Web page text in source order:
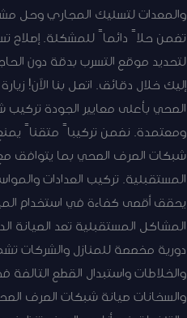
والمعدات لتسليك المجاري وحل
تضمن حلاً دائماً للمشكلة. إصلاح
لتحديد موقع التسرب بدقة دون
إليك خلال دقائق. اتصل بنا الآن!
الصحي بأعلى معايير الجودة تركيب
ومعتمدة. نضمن تركيباً متقناً
شبكات الصرف الصحي بما يتوافق
المستقبلية. تركيب العدادات
يحقق أقصى كفاءة في استخدام
المشاكل المستقبلية تعد الصيانة
دورية مخصصة للمنازل والشركات
والخلاطات واستبدال القطع
والسخانات صيانة شبكات الصرف